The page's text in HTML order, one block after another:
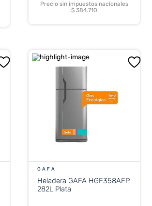
Precio sin impuestos nacionales
$ 384.710
GAFA
Heladera GAFA HGF358AFP
282L Plata